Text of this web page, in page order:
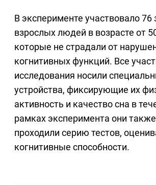
В эксперименте участвовало
взрослых людей в возрасте от
которые не страдали от
когнитивных функций. Все
исследования носили
устройства, фиксирующие их
активность и качество сна в
рамках эксперимента они
проходили серию тестов,
когнитивные способности.